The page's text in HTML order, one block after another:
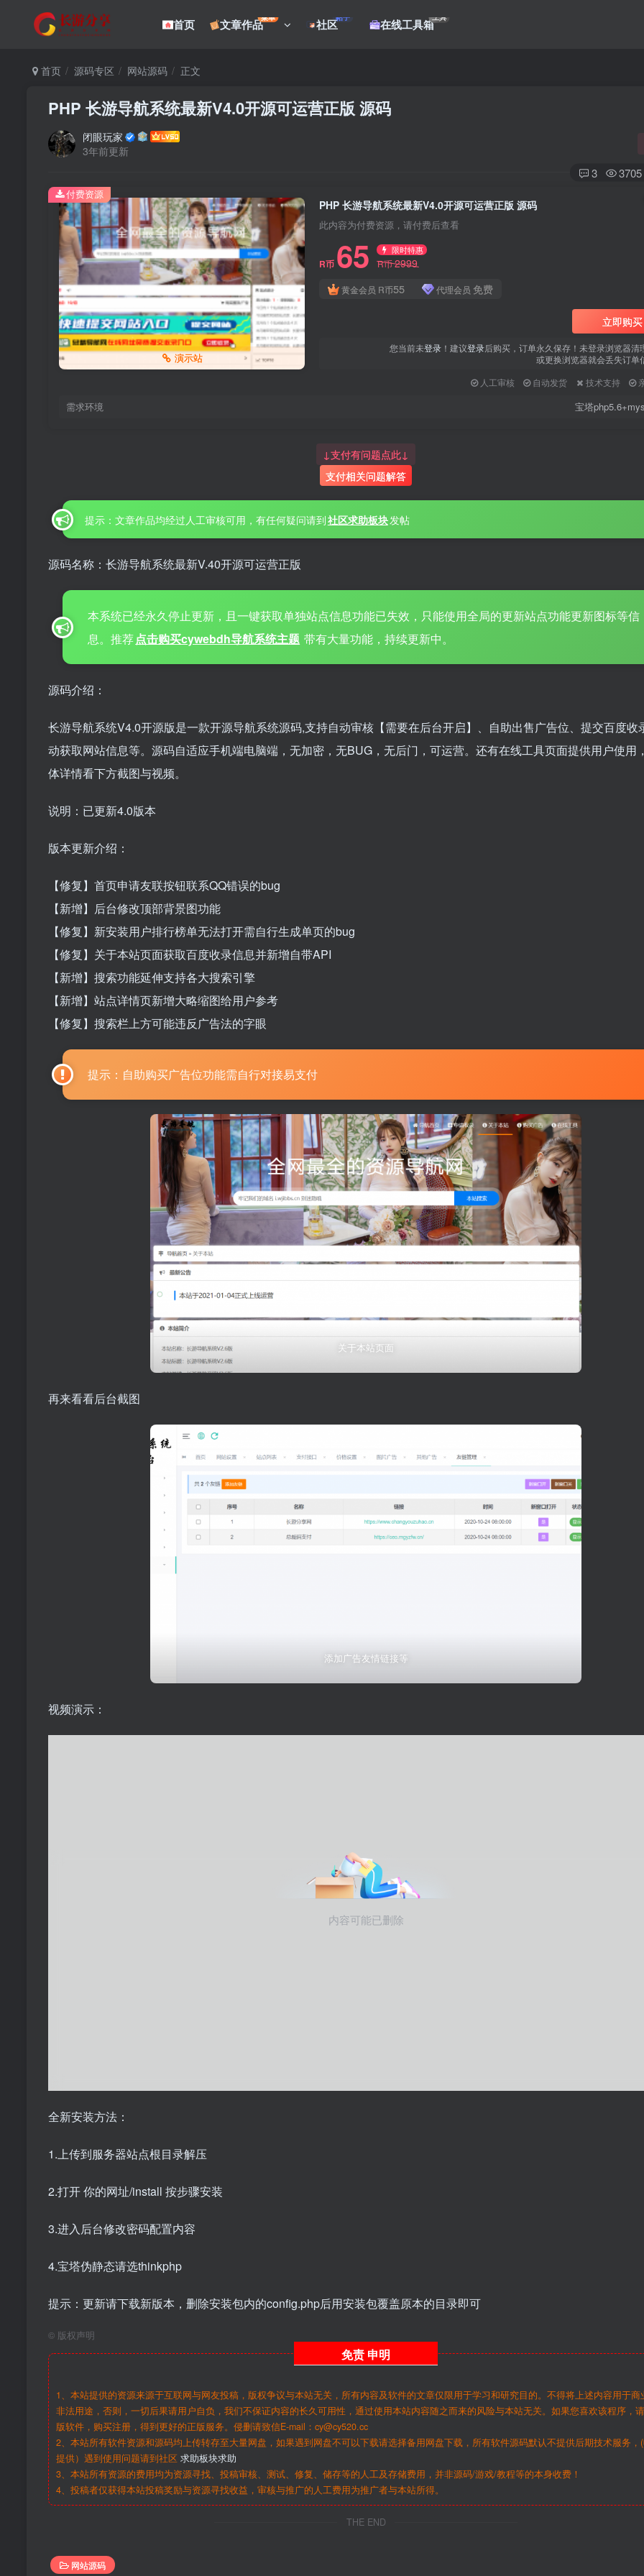
首页 文章作品菜单 社区帖子 在线工具箱工具
首页 源码专区 网站源码 正文
PHP 长游导航系统最新V4.0开源可运营正版 源码
闭眼玩家
3年前更新
3 3705
演示站
PHP 长游导航系统最新V4.0开源可运营正版 源码
此内容为付费资源，请付费后查看
R币 65 限时特惠
R币2999
黄金会员 R币55 代理会员 免费
立即购买
您当前未登录 ！建议登录后购买，订单永久保存！未登录浏览器清
或更换浏览器就会丢失订单
人工审核
自动发货 技术支持
需求环境 宝塔
付费资源
↓支付有问题点此↓
支付相关问题解答
提示：文章作品均经过人工审核可用，有任何疑问请到社区求助板块发帖
源码名称：长游导航系统最新V.40开源可运营正版
本系统已经永久停止更新，且一键获取单独站点信息功能已失效，只能使用全局的更新站点功能更新图标等信
息。推荐点击购买cywebdh导航系统主题 带有大量功能，持续更新中。
源码介绍：
长游导航系统V4.0开源版是一款开源导航系统源码,支持自动审核【需要在后台开启】、自助出售广告位、提交百度收
动获取网站信息等。源码自适应手机端电脑端，无加密，无BUG，无后门，可运营。还有在线工具页面提供用户使用
体详情看下方截图与视频。
说明：已更新4.0版本
版本更新介绍：
【修复】首页申请友联按钮联系QQ错误的bug
【新增】后台修改顶部背景图功能
【修复】新安装用户排行榜单无法打开需自行生成单页的bug
【修复】关于本站页面获取百度收录信息并新增自带API
【新增】搜索功能延伸支持各大搜索引擎
【新增】站点详情页新增大略缩图给用户参考
【修复】搜索栏上方可能违反广告法的字眼
提示：自助购买广告位功能需自行对接易支付
关于本站页面
再来看看后台截图
添加广告友情链接等
视频演示：
全新安装方法：
1.上传到服务器站点根目录解压
2.打开 你的网址/install 按步骤安装
3.进入后台修改密码配置内容
4.宝塔伪静态请选thinkphp
提示：更新请下载新版本，删除安装包内的config.php后用安装包覆盖原本的目录即可
© 版权声明
免责 申明
1、本站提供的资源来源于互联网与网友投稿，版权争议与本站无关，所有内容及软件的文章仅限用于学习和研究目的。不得将上述内容用于商
非法用途，否则，一切后果请用户自负，我们不保证内容的长久可用性，通过使用本站内容随之而来的风险与本站无关。如果您喜欢该程序，
版软件，购买注册，得到更好的正版服务。侵删请致信E-mail：cy@cy520.cc
2、本站所有软件资源和源码均上传转存至大量网盘，如果遇到网盘不可以下载请选择备用网盘下载，所有软件源码默认不提供后期技术服务，
提供）遇到使用问题请到社区 求助板块求助
3、本站所有资源的费用均为资源寻找、投稿审核、测试、修复、储存等的人工及存储费用，并非源码/游戏/教程等的本身收费！
4、投稿者仅获得本站投稿奖励与资源寻找收益，审核与推广的人工费用为推广者与本站所得。
THE END
网站源码
登录
用户名或邮箱
免密登录